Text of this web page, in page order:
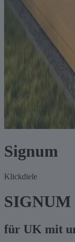
Signum
Klickdiele
für UK mit